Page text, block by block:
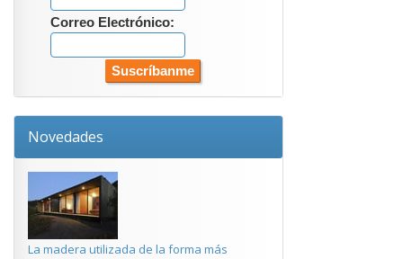
Correo Electrónico:
Novedades
La madera utilizada de la forma más